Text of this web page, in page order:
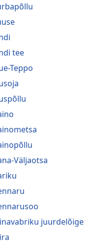
tee
Teppo
Väljaotsa
juurdelõige